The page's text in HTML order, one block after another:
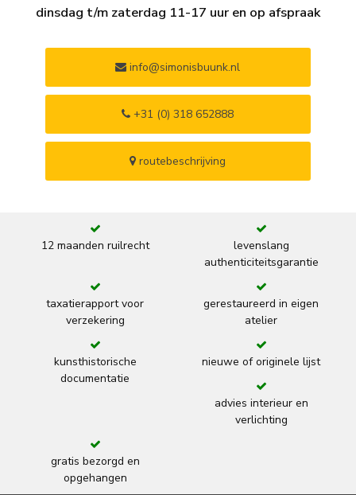
dinsdag t/m zaterdag 11-17 uur en op afspraak
info@simonisbuunk.nl
+31 (0) 318 652888
routebeschrijving
12 maanden ruilrecht
levenslang
authenticiteitsgarantie
taxatierapport voor
verzekering
gerestaureerd in eigen
atelier
kunsthistorische
documentatie
nieuwe of originele lijst
advies interieur en
verlichting
gratis bezorgd en
opgehangen